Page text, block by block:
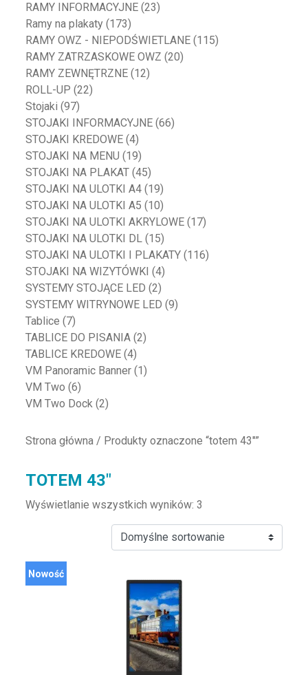
RAMY INFORMACYJNE (23)
Ramy na plakaty (173)
RAMY OWZ - NIEPODŚWIETLANE (115)
RAMY ZATRZASKOWE OWZ (20)
RAMY ZEWNĘTRZNE (12)
ROLL-UP (22)
Stojaki (97)
STOJAKI INFORMACYJNE (66)
STOJAKI KREDOWE (4)
STOJAKI NA MENU (19)
STOJAKI NA PLAKAT (45)
STOJAKI NA ULOTKI A4 (19)
STOJAKI NA ULOTKI A5 (10)
STOJAKI NA ULOTKI AKRYLOWE (17)
STOJAKI NA ULOTKI DL (15)
STOJAKI NA ULOTKI I PLAKATY (116)
STOJAKI NA WIZYTÓWKI (4)
SYSTEMY STOJĄCE LED (2)
SYSTEMY WITRYNOWE LED (9)
Tablice (7)
TABLICE DO PISANIA (2)
TABLICE KREDOWE (4)
VM Panoramic Banner (1)
VM Two (6)
VM Two Dock (2)
Strona główna / Produkty oznaczone “totem 43"”
TOTEM 43"
Wyświetlanie wszystkich wyników: 3
Nowość